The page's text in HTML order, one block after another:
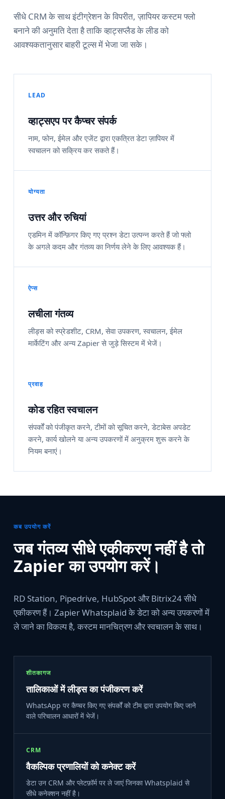
सीधे CRM के साथ इंटीग्रेशन के विपरीत, ज़ापियर कस्टम फ्लो
बनाने की अनुमति देता है ताकि व्हाट्सप्लैड के लीड को
आवश्यकतानुसार बाहरी टूल्स में भेजा जा सके।
LEAD
व्हाट्सएप पर कैप्चर संपर्क
नाम, फोन, ईमेल और एजेंट द्वारा एकत्रित डेटा ज़ापियर में
स्वचालन को सक्रिय कर सकते हैं।
योग्यता
उत्तर और रुचियां
एडमिन में कॉन्फ़िगर किए गए प्रश्न डेटा उत्पन्न करते हैं जो फ्लो
के अगले कदम और गंतव्य का निर्णय लेने के लिए आवश्यक हैं।
ऐप्स
लचीला गंतव्य
लीड्स को स्प्रेडशीट, CRM, सेवा उपकरण, स्वचालन, ईमेल
मार्केटिंग और अन्य Zapier से जुड़े सिस्टम में भेजें।
प्रवाह
कोड रहित स्वचालन
संपर्कों को पंजीकृत करने, टीमों को सूचित करने, डेटाबेस अपडेट
करने, कार्य खोलने या अन्य उपकरणों में अनुक्रम शुरू करने के
नियम बनाएं।
कब उपयोग करें
जब गंतव्य सीधे एकीकरण नहीं है तो
Zapier का उपयोग करें।
RD Station, Pipedrive, HubSpot और Bitrix24 सीधे
एकीकरण हैं। Zapier Whatsplaid के डेटा को अन्य उपकरणों में
ले जाने का विकल्प है, कस्टम मानचित्रण और स्वचालन के साथ।
शीतकागज
तालिकाओं में लीड्स का पंजीकरण करें
WhatsApp पर कैप्चर किए गए संपर्कों को टीम द्वारा उपयोग किए जाने
वाले परिचालन आधारों में भेजें।
CRM
वैकल्पिक प्रणालियों को कनेक्ट करें
डेटा उन CRM और प्लेटफ़ॉर्म पर ले जाएं जिनका Whatsplaid से
सीधे कनेक्शन नहीं है।